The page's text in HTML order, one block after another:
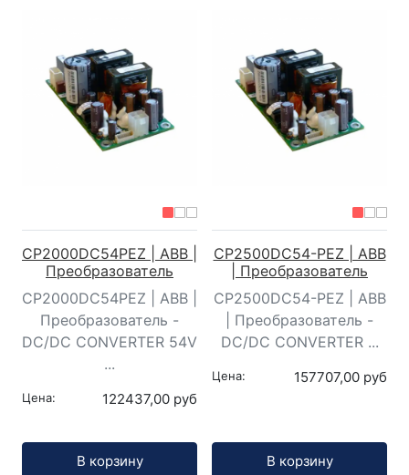
CP2000DC54PEZ | ABB |
Преобразователь
CP2000DC54PEZ | ABB |
Преобразователь -
DC/DC CONVERTER 54V
...
Цена: 122437,00 руб
В корзину
CP2500DC54-PEZ | ABB
| Преобразователь
CP2500DC54-PEZ | ABB
| Преобразователь -
DC/DC CONVERTER ...
Цена: 157707,00 руб
В корзину